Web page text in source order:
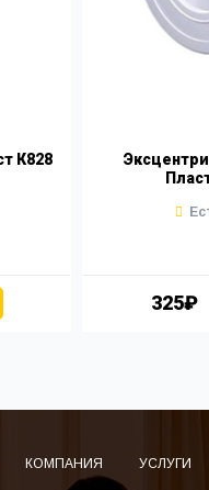
К828
325₽
КОМПАНИЯ УСЛУГИ